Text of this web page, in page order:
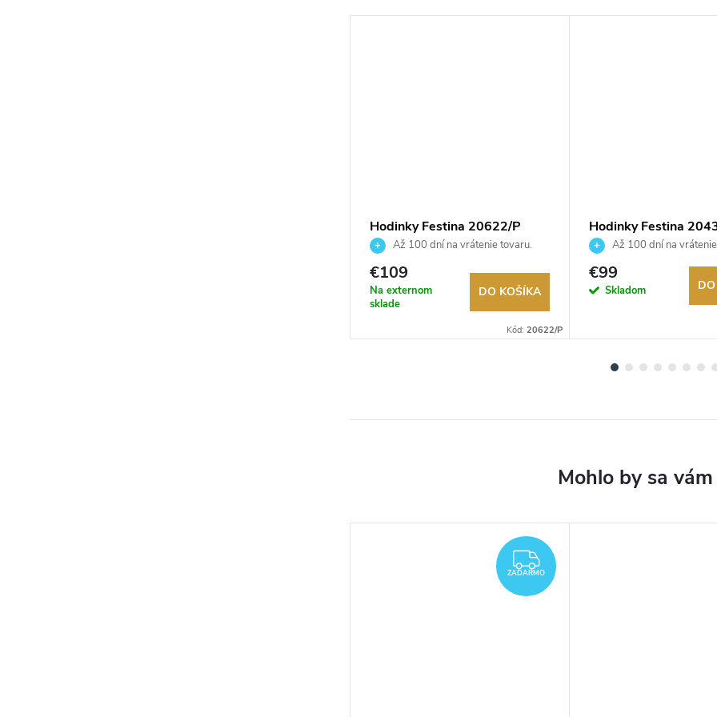
Hodinky Festina 20622/P
Až 100 dní na vrátenie tovaru.
Autorizovaný predajca.
€109
Na externom
sklade
DO KOŠÍKA
Kód: 20622/P
Hodinky Festina
Až 100 dní na
Autorizovaný predajca.
€99
Skladom
ZADARMO
ZADARMO